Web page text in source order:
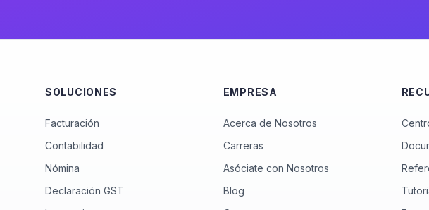
SOLUCIONES
Facturación
Contabilidad
Nómina
Declaración GST
EMPRESA
Acerca de Nosotros
Carreras
Asóciate con Nosotros
Blog